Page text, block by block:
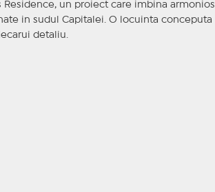
Residence, un proiect care imbina armonios
in sudul Capitalei. O locuinta conceputa
detaliu.